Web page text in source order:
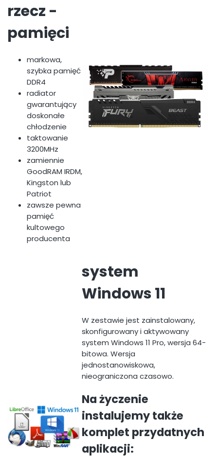
rzecz -
pamięci
markowa,
szybka pamięć
DDR4
radiator
gwarantujący
doskonałe
chłodzenie
taktowanie
3200MHz
zamiennie
GoodRAM IRDM,
Kingston lub
Patriot
zawsze pewna
pamięć
kultowego
producenta
system
Windows 11
W zestawie jest zainstalowany,
skonfigurowany i aktywowany
system Windows 11 Pro, wersja 64-
bitowa. Wersja
jednostanowiskowa,
nieograniczona czasowo.
Na życzenie
instalujemy także
komplet przydatnych
aplikacji: